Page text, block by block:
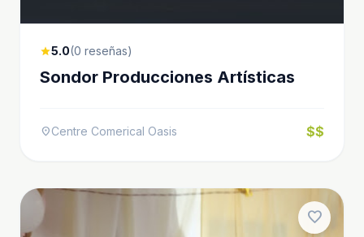
star5.0(0 reseñas)
Sondor Producciones Artísticas
location_onCentre Comerical Oasis $$
favorite